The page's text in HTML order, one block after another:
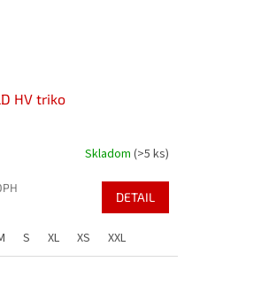
HV triko
Skladom (>5 ks)
DETAIL
S XL XS XXL